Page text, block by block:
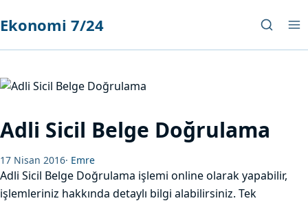
Ekonomi 7/24
Adli Sicil Belge Doğrulama
17 Nisan 2016· Emre
Adli Sicil Belge Doğrulama işlemi online olarak yapabilir,
işlemleriniz hakkında detaylı bilgi alabilirsiniz. Tek